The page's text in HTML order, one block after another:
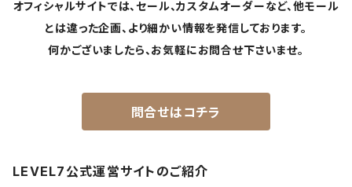
オフィシャルサイトでは、セール、カスタムオーダーなど、他モール
とは違った企画、より細かい情報を発信しております。
何かございましたら、お気軽にお問合せ下さいませ。
問合せはコチラ
LEVEL7公式運営サイトのご紹介